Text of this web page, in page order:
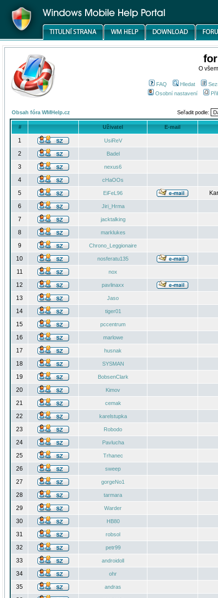
O
FAQ Hledat
Osobní nastavení
Obsah fóra WMHelp.cz Seřadit podle:
# Uživatel E-mail
1 UsiReV
2 Badel
3 nexus6
4 cHaOOs
5 EiFeL96
6
Jiri_Hrma
7 jacktalking
8 marklukes
9 Chrono_Leggionaire
10 nosferatu135
11 nox
12 pavlinaxx
13 Jaso
14 tiger01
15 pccentrum
16 marlowe
17 husnak
18 SYSMAN
19 BobsenClark
20 Kimov
21 cemak
22 karelstupka
23 Robodo
24 Pavlucha
25 Trhanec
26 sweep
27 gorgeNo1
28 tarmara
29 Warder
30 HB80
31 robsol
32 petr99
33 androidoll
34 ohr
35 andras